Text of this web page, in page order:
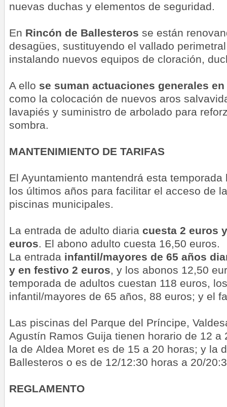
nuevas duchas y elementos de seguridad.
En Rincón de Ballesteros se están
desagües, sustituyendo el vallado
instalando nuevos equipos de cloración,
A ello se suman actuaciones generales
como la colocación de nuevos aros
lavapiés y suministro de arbolado para
sombra.
MANTENIMIENTO DE TARIFAS
El Ayuntamiento mantendrá esta
los últimos años para facilitar el acceso de
piscinas municipales.
La entrada de adulto diaria cuesta 2 euros
euros. El abono adulto cuesta 16,50 euros.
La entrada infantil/mayores de 65 años
y en festivo 2 euros, y los abonos 12,50
temporada de adultos cuestan 118 euros,
infantil/mayores de 65 años, 88 euros; y el
Las piscinas del Parque del Príncipe,
Agustín Ramos Guija tienen horario de 12 a
la de Aldea Moret es de 15 a 20 horas; y la
Ballesteros o es de 12/12:30 horas a 20/
REGLAMENTO